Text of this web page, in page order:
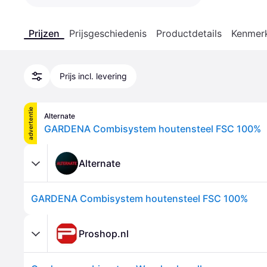
Prijzen Prijsgeschiedenis Productdetails
Prijs incl. levering
advertentie Alternate
GARDENA Combisystem houtensteel FSC 100%
Alternate
GARDENA Combisystem houtensteel FSC 100%
Proshop.nl